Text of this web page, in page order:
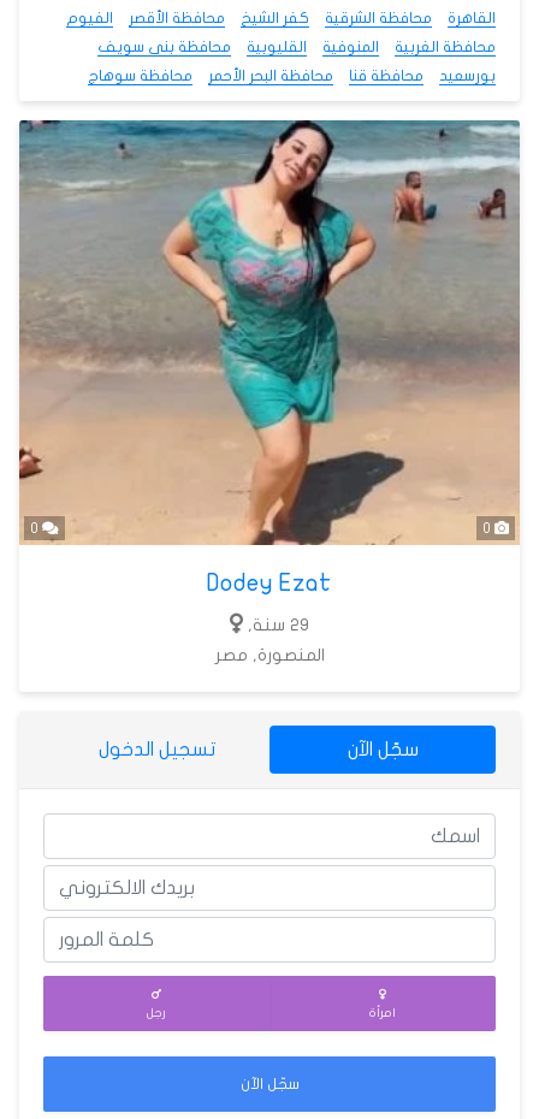
القاهرة
محافظة الشرقية كفر الشيخ محافظة الأقصر
الفيوم
محافظة الغربية
المنوفية القليوبية
محافظة بنى سويف
بورسعيد
محافظة قنا محافظة البحر الأحمر محافظة سوهاج
Dodey Ezat
29 سنة,
المنصورة, مصر
سجّل الآن تسجيل الدخول
امرأة رجل
سجّل الآن